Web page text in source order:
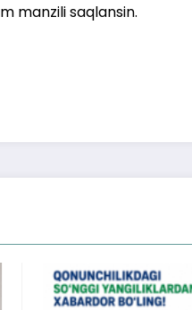
manzili saqlansin.